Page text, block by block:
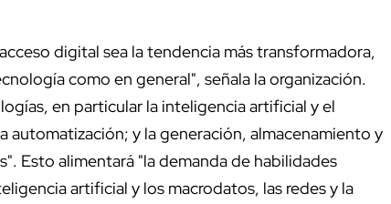
digital sea la tendencia más transformadora,
como en general", señala la organización.
en particular la inteligencia artificial y el
y la generación, almacenamiento y
Esto alimentará "la demanda de habilidades
artificial y los macrodatos, las redes y la